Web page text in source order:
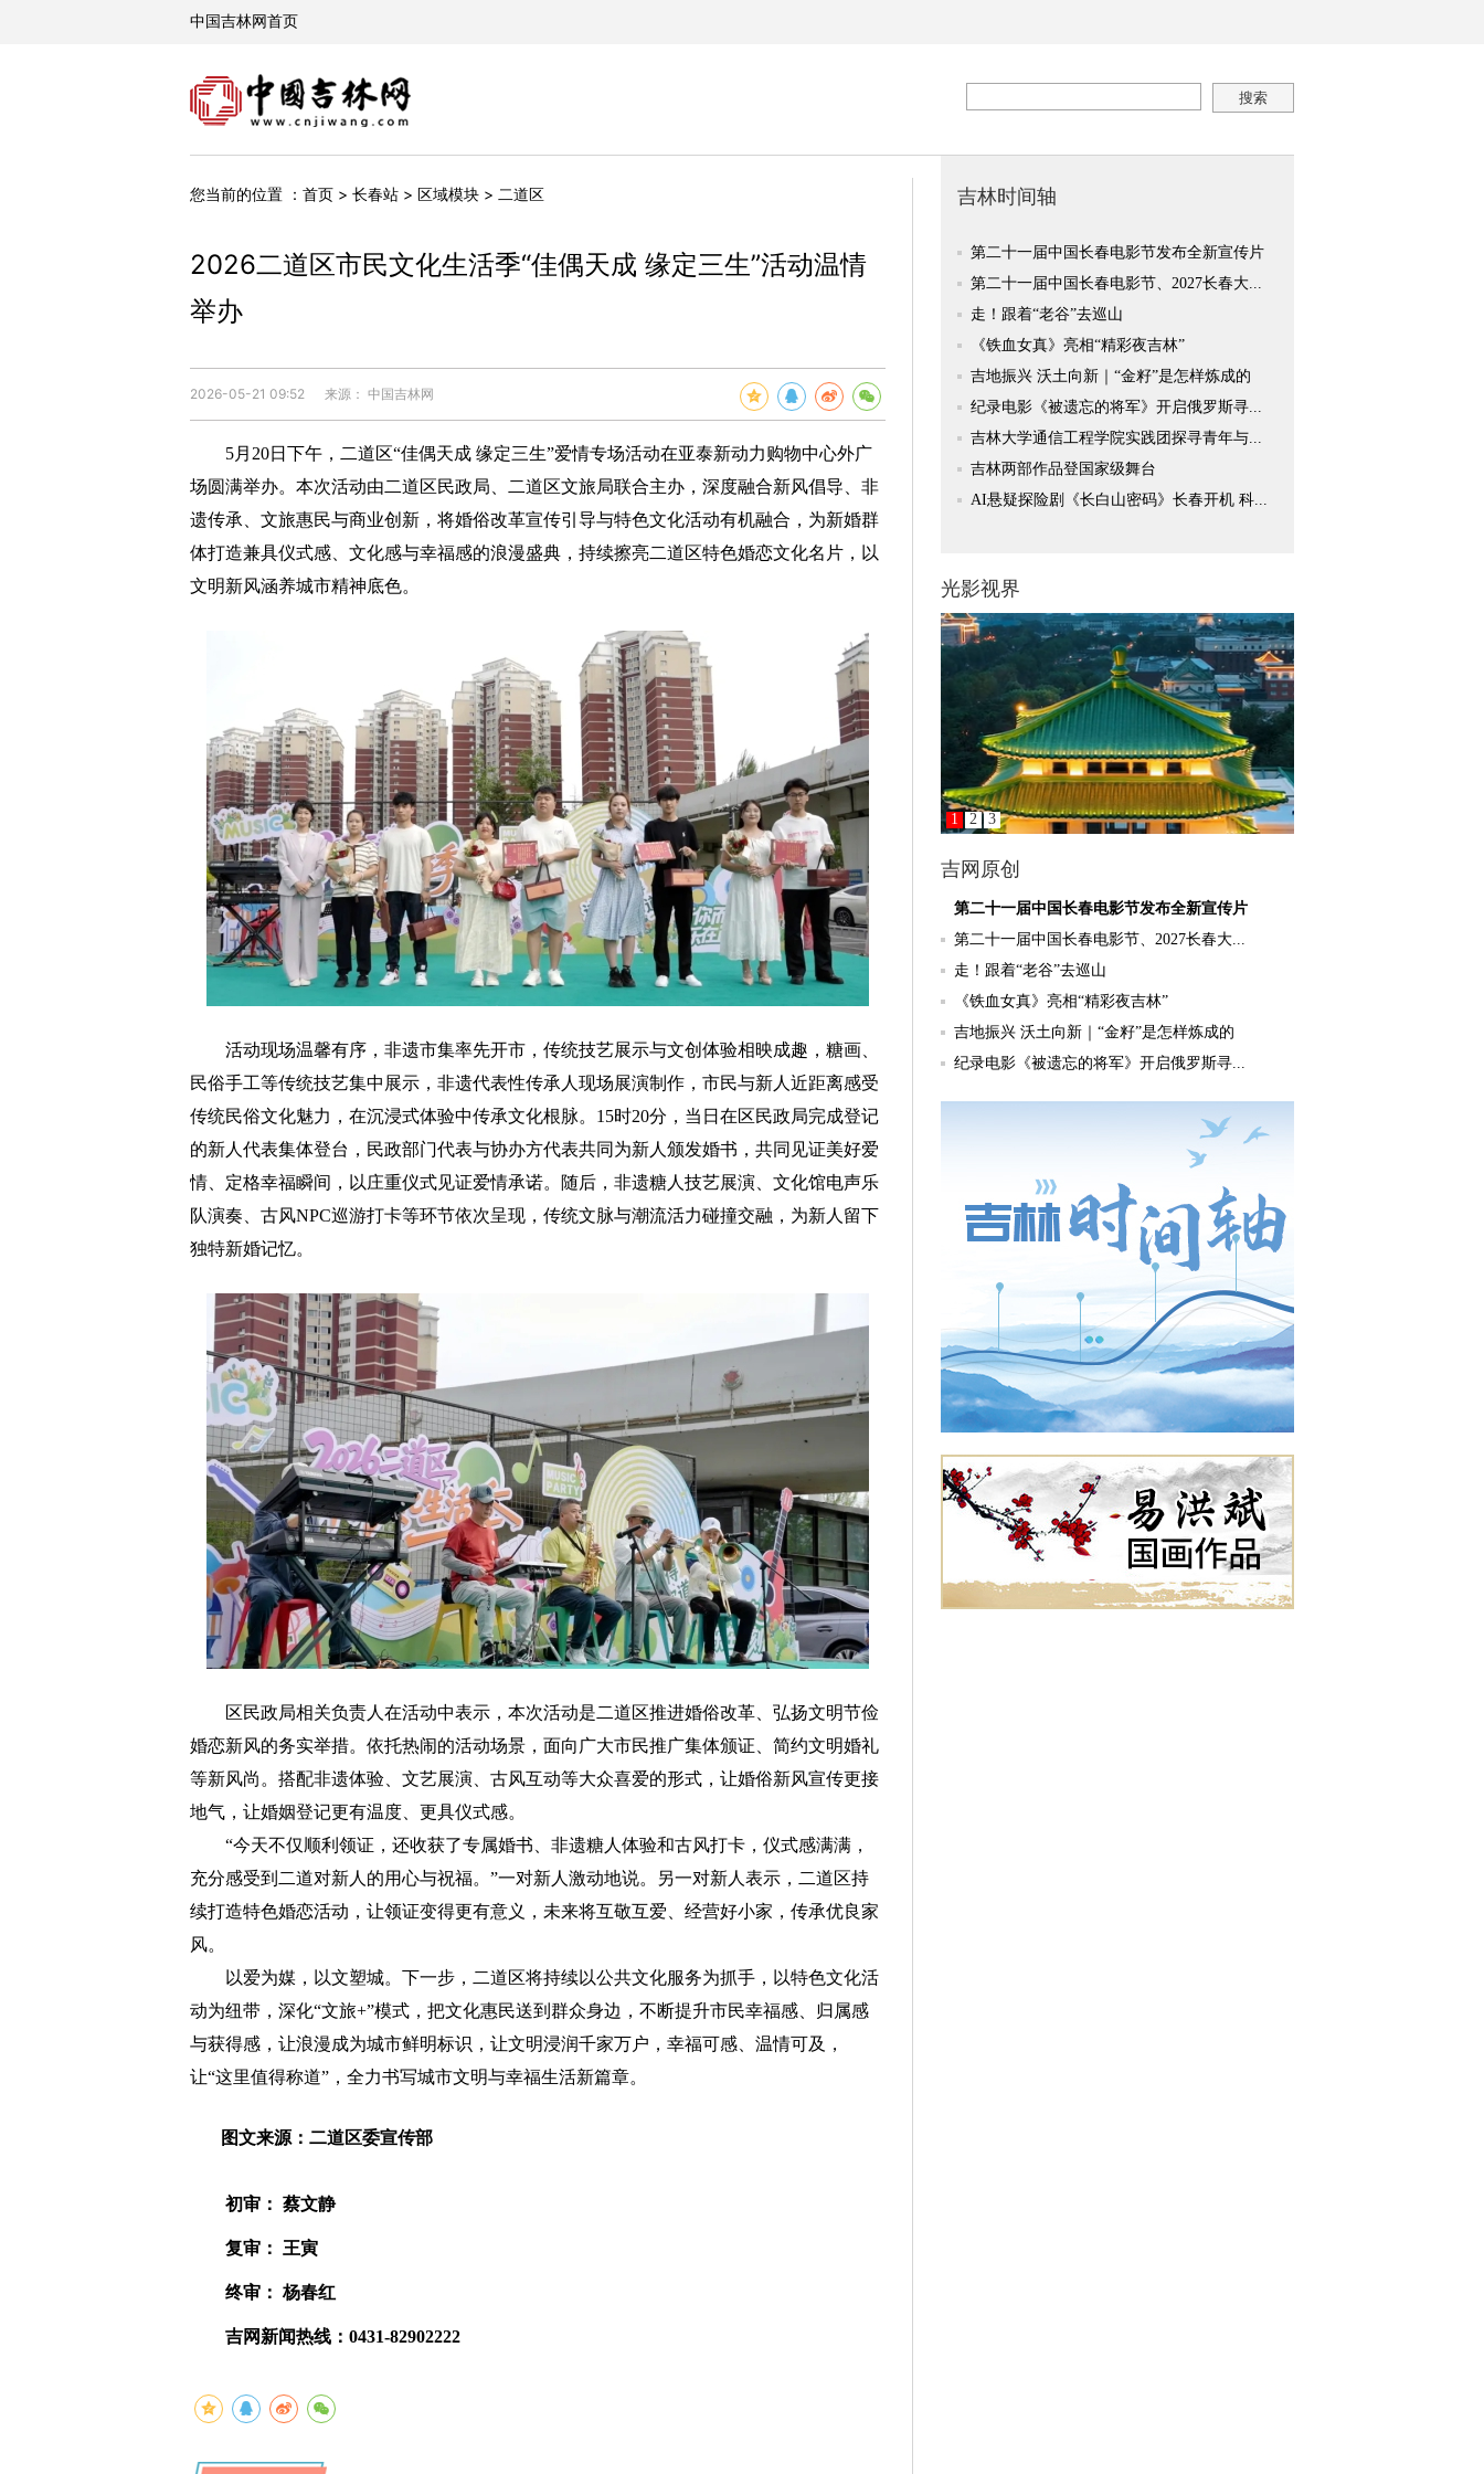
您当前的位置 ： 首页 > 长春站 > 区域模块 > 二道区
2026二道区市民文化生活季“佳偶天成 缘定三生”活动温情
举办
2026-05-21 09:52 来源： 中国吉林网
5月20日下午，二道区“佳偶天成 缘定三生”爱情专场活动在亚泰新动力购物中心外广
场圆满举办。本次活动由二道区民政局、二道区文旅局联合主办，深度融合新风倡导、非
遗传承、文旅惠民与商业创新，将婚俗改革宣传引导与特色文化活动有机融合，为新婚群
体打造兼具仪式感、文化感与幸福感的浪漫盛典，持续擦亮二道区特色婚恋文化名片，以
文明新风涵养城市精神底色。
活动现场温馨有序，非遗市集率先开市，传统技艺展示与文创体验相映成趣，糖画、
民俗手工等传统技艺集中展示，非遗代表性传承人现场展演制作，市民与新人近距离感受
传统民俗文化魅力，在沉浸式体验中传承文化根脉。15时20分，当日在区民政局完成登记
的新人代表集体登台，民政部门代表与协办方代表共同为新人颁发婚书，共同见证美好爱
情、定格幸福瞬间，以庄重仪式见证爱情承诺。随后，非遗糖人技艺展演、文化馆电声乐
队演奏、古风NPC巡游打卡等环节依次呈现，传统文脉与潮流活力碰撞交融，为新人留下
独特新婚记忆。
区民政局相关负责人在活动中表示，本次活动是二道区推进婚俗改革、弘扬文明节俭
婚恋新风的务实举措。依托热闹的活动场景，面向广大市民推广集体颁证、简约文明婚礼
等新风尚。搭配非遗体验、文艺展演、古风互动等大众喜爱的形式，让婚俗新风宣传更接
地气，让婚姻登记更有温度、更具仪式感。
“今天不仅顺利领证，还收获了专属婚书、非遗糖人体验和古风打卡，仪式感满满，
充分感受到二道对新人的用心与祝福。”一对新人激动地说。另一对新人表示，二道区持
续打造特色婚恋活动，让领证变得更有意义，未来将互敬互爱、经营好小家，传承优良家
风。
以爱为媒，以文塑城。下一步，二道区将持续以公共文化服务为抓手，以特色文化活
动为纽带，深化“文旅+”模式，把文化惠民送到群众身边，不断提升市民幸福感、归属感
与获得感，让浪漫成为城市鲜明标识，让文明浸润千家万户，幸福可感、温情可及，
让“这里值得称道”，全力书写城市文明与幸福生活新篇章。
图文来源：二道区委宣传部
初审： 蔡文静
复审： 王寅
终审： 杨春红
吉网新闻热线：0431-82902222